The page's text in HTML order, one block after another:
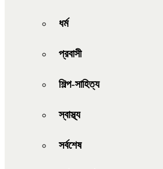
ধর্ম
প্রবাসী
শিল্প-সাহিত্য
স্বাস্থ্য
সর্বশেষ